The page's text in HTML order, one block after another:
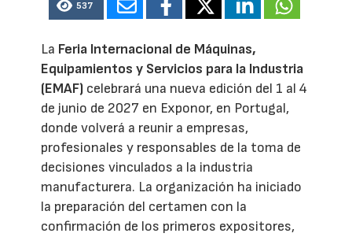
537
La Feria Internacional de Máquinas,
Equipamientos y Servicios para la Industria
(EMAF) celebrará una nueva edición del 1 al 4
de junio de 2027 en Exponor, en Portugal,
donde volverá a reunir a empresas,
profesionales y responsables de la toma de
decisiones vinculados a la industria
manufacturera. La organización ha iniciado
la preparación del certamen con la
confirmación de los primeros expositores,